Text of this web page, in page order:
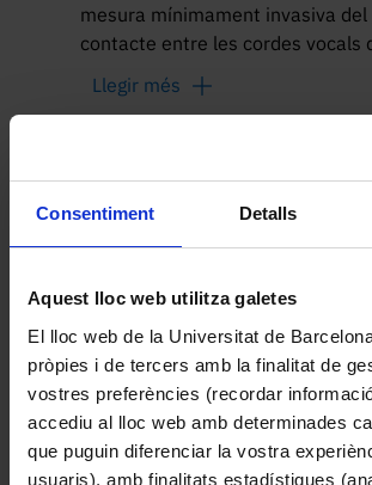
Consentiment Detalls
Aquest lloc web utilitza galetes
El lloc web de la Universitat de
pròpies i de tercers amb la finalitat de
vostres preferències (recordar
accediu al lloc web amb determinades
que puguin diferenciar la vostra
usuaris), amb finalitats estadístiques
mesura mínimament invasiva del
contacte entre les cordes vocals
producció de la veu. Mitjançant
d'elèctrodes a la superfície del
elàstic), l'EGG registra
impedància elèctrica transversal
laringe i teixits adjacents amb
corrent elèctrica. Permet
Fold Contact Area, VFCA) durant
vibratori glòtic.
Llegir més
Altres peces de la